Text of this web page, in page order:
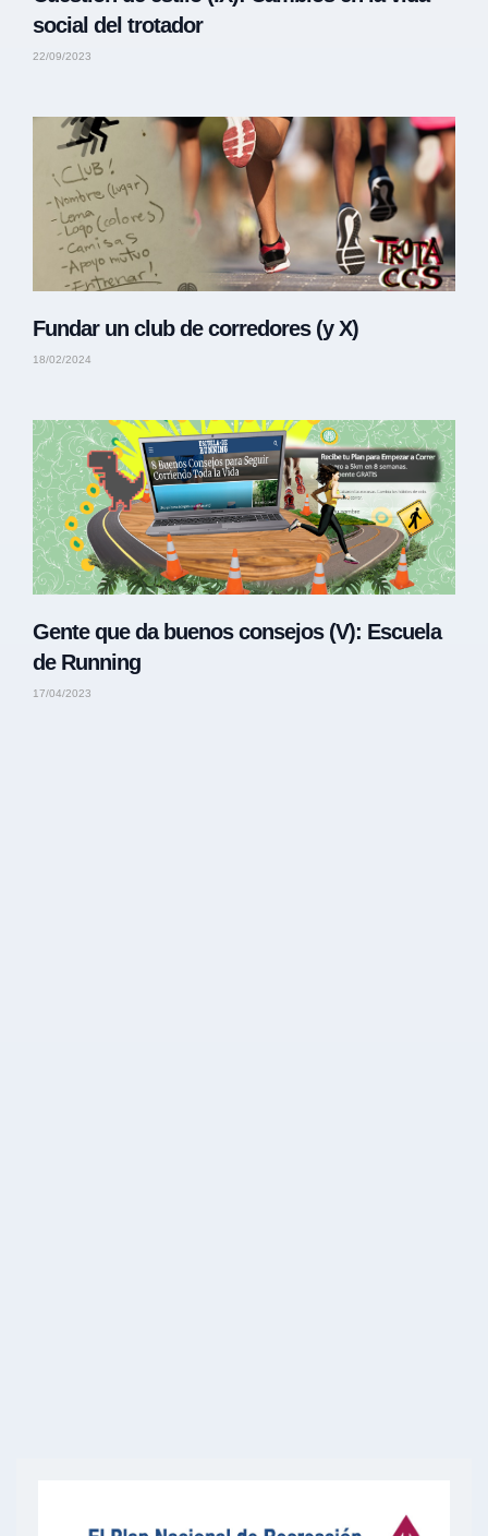
social del trotador
22/09/2023
Fundar un club de corredores (y X)
18/02/2024
Gente que da buenos consejos (V): Escuela
de Running
17/04/2023